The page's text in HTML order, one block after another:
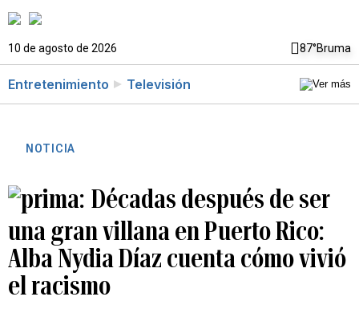
10 de agosto de 2026 87°Bruma
Entretenimiento Televisión
NOTICIA
Décadas después de ser
una gran villana en Puerto Rico:
Alba Nydia Díaz cuenta cómo vivió
el racismo